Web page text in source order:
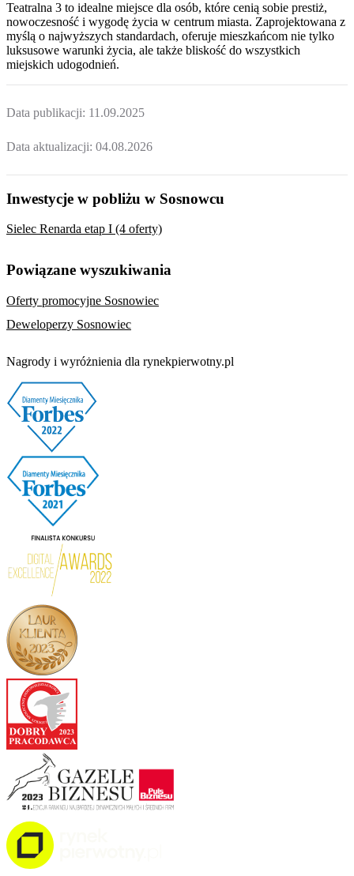
Teatralna 3 to idealne miejsce dla osób, które cenią sobie prestiż,
nowoczesność i wygodę życia w centrum miasta. Zaprojektowana z
myślą o najwyższych standardach, oferuje mieszkańcom nie tylko
luksusowe warunki życia, ale także bliskość do wszystkich
miejskich udogodnień.
Data publikacji: 11.09.2025
Data aktualizacji: 04.08.2026
Inwestycje w pobliżu w Sosnowcu
Sielec Renarda etap I (4 oferty)
Powiązane wyszukiwania
Oferty promocyjne Sosnowiec
Deweloperzy Sosnowiec
Nagrody i wyróżnienia dla rynekpierwotny.pl